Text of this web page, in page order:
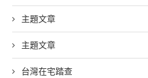
主題文章
主題文章
台灣在宅踏查